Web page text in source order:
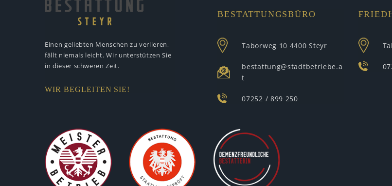
Einen geliebten Menschen zu verlieren,
fällt niemals leicht. Wir unterstützen Sie
in dieser schweren Zeit.
WIR BEGLEITEN SIE!
BESTATTUNGSBÜRO
Taborweg 10 4400 Steyr
bestattung@stadtbetriebe.a
t
07252 / 899 250